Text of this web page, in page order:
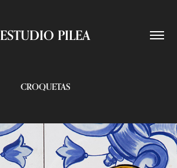
ESTUDIO PILEA
CROQUETAS